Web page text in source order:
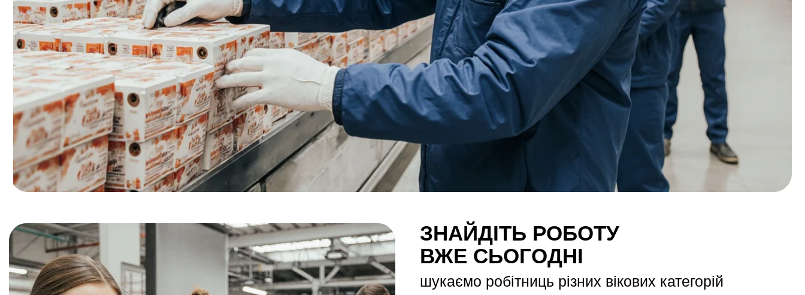
шукаємо робітниць різних вікових категорій
ЗНАЙДІТЬ РОБОТУ
ВЖЕ СЬОГОДНІ